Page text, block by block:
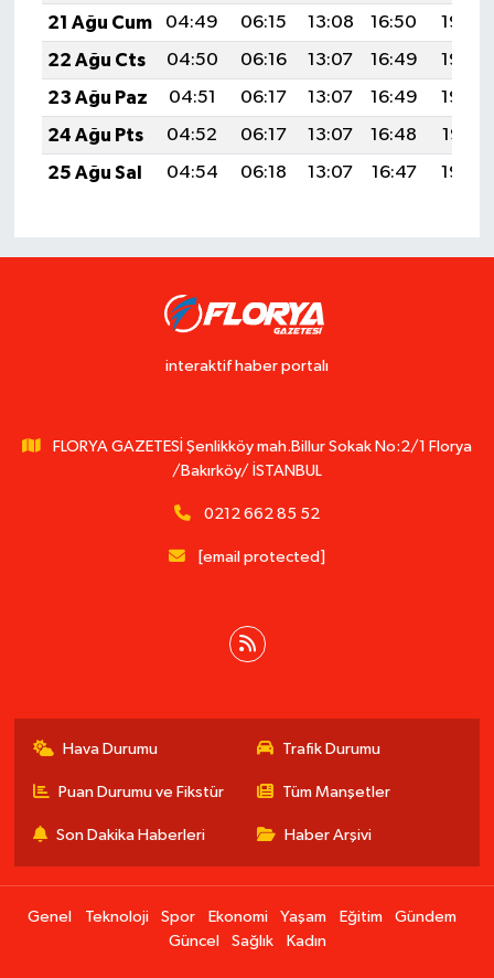
21 Ağu Cum
04:49 06:15 13:08 16:50
19:50
22 Ağu Cts
04:50 06:16 13:07 16:49
19:49
23 Ağu Paz
04:51 06:17 13:07 16:49
19:48
24 Ağu Pts
04:52 06:17 13:07 16:48
19:47
25 Ağu Sal
04:54 06:18 13:07 16:47 19:45
interaktif haber portalı
FLORYA GAZETESİ Şenlikköy mah.Billur Sokak No:2/1 Florya
/Bakırköy/ İSTANBUL
0212 662 85 52
[email protected]
Hava Durumu Trafik Durumu
Puan Durumu ve Fikstür Tüm Manşetler
Son Dakika Haberleri Haber Arşivi
Genel Teknoloji Spor Ekonomi Yaşam Eğitim
Gündem
Güncel
Sağlık Kadın